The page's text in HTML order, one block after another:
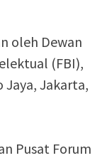
oleh Dewan
(FBI),
Jaya, Jakarta,
Pusat Forum